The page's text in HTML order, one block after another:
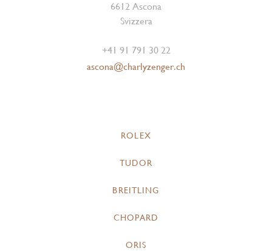
6612 Ascona
Svizzera
+41 91 791 30 22
ascona@charlyzenger.ch
ROLEX
TUDOR
BREITLING
CHOPARD
ORIS